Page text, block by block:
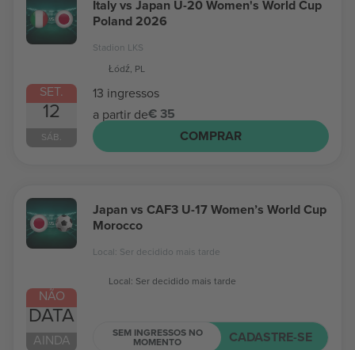
SET.
12
SÁB.
Italy vs Japan U-20 Women's World Cup
Poland 2026
Stadion LKS
Łódź, PL
13 ingressos
a partir de€ 35
COMPRAR
NÃO
DATA
AINDA
Japan vs CAF3 U-17 Women’s World Cup
Morocco
Local: Ser decidido mais tarde
Local: Ser decidido mais tarde
SEM INGRESSOS NO
MOMENTO CADASTRE-SE